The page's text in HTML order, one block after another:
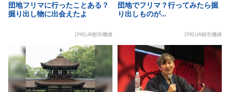
団地フリマに行ったことある？
掘り出し物に出会えたよ
[PR]UR都市機構
団地でフリマ？行ってみたら掘
り出しものが…
[PR]UR都市機構